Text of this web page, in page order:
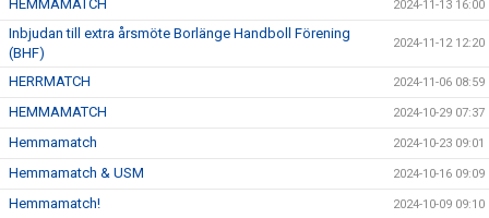
HEMMAMATCH 2024-11-13 16:00
Inbjudan till extra årsmöte Borlänge Handboll Förening
(BHF)
2024-11-12 12:20
HERRMATCH 2024-11-06 08:59
HEMMAMATCH 2024-10-29 07:37
Hemmamatch 2024-10-23 09:01
Hemmamatch & USM 2024-10-16 09:09
Hemmamatch! 2024-10-09 09:10